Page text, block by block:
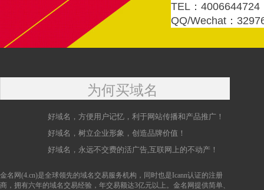
TEL：4006644724
QQ/Wechat：
为何买域名
好域名，方便用户记忆，利于网站传播和产品推广！
好域名，树立企业形象，创造品牌价值！
好域名，永远不交费的活广告,互联网上的不动产！
金名网(4.cn)是全球领先的域名交易服务机构，同时也是Icann认证的注册
商，拥有六年的域名交易经验，年交易额达3亿元以上。金名网提供简单、